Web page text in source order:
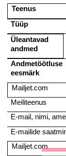
Teenus
Tüüp
Üleantavad
andmed
Andmetöötluse
eesmärk
Mailjet.com
Meiliteenus
E-mail, nimi,
E-mailide
Mailjet.com